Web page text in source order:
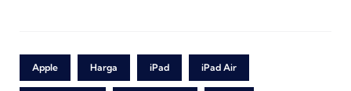
Apple Harga iPad iPad Air